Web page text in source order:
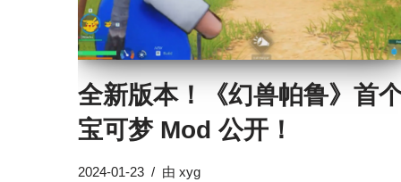
全新版本！《幻兽帕鲁》首
宝可梦 Mod 公开！
2024-01-23 由 xyg